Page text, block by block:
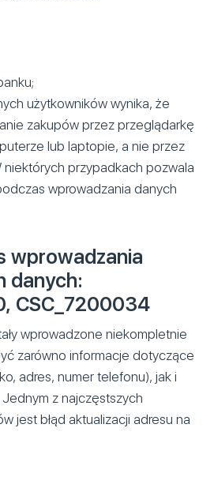
użytkowników wynika, że
zakupów przez przeglądarkę
lub laptopie, a nie przez
niektórych przypadkach pozwala
wprowadzania danych
wprowadzania
danych:
CSC_7200034
wprowadzone niekompletnie
zarówno informacje dotyczące
adres, numer telefonu), jak i
z najczęstszych
jest błąd aktualizacji adresu na